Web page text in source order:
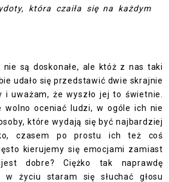
która czaiła się na każdym
nie są doskonałe, ale któż z nas taki
udało się przedstawić dwie skrajnie
i uważam, że wyszło jej to świetnie.
wolno oceniać ludzi, w ogóle ich nie
które wydają się być najbardziej
czasem po prostu ich też coś
kierujemy się emocjami zamiast
dobre? Ciężko tak naprawdę
w życiu staram się słuchać głosu